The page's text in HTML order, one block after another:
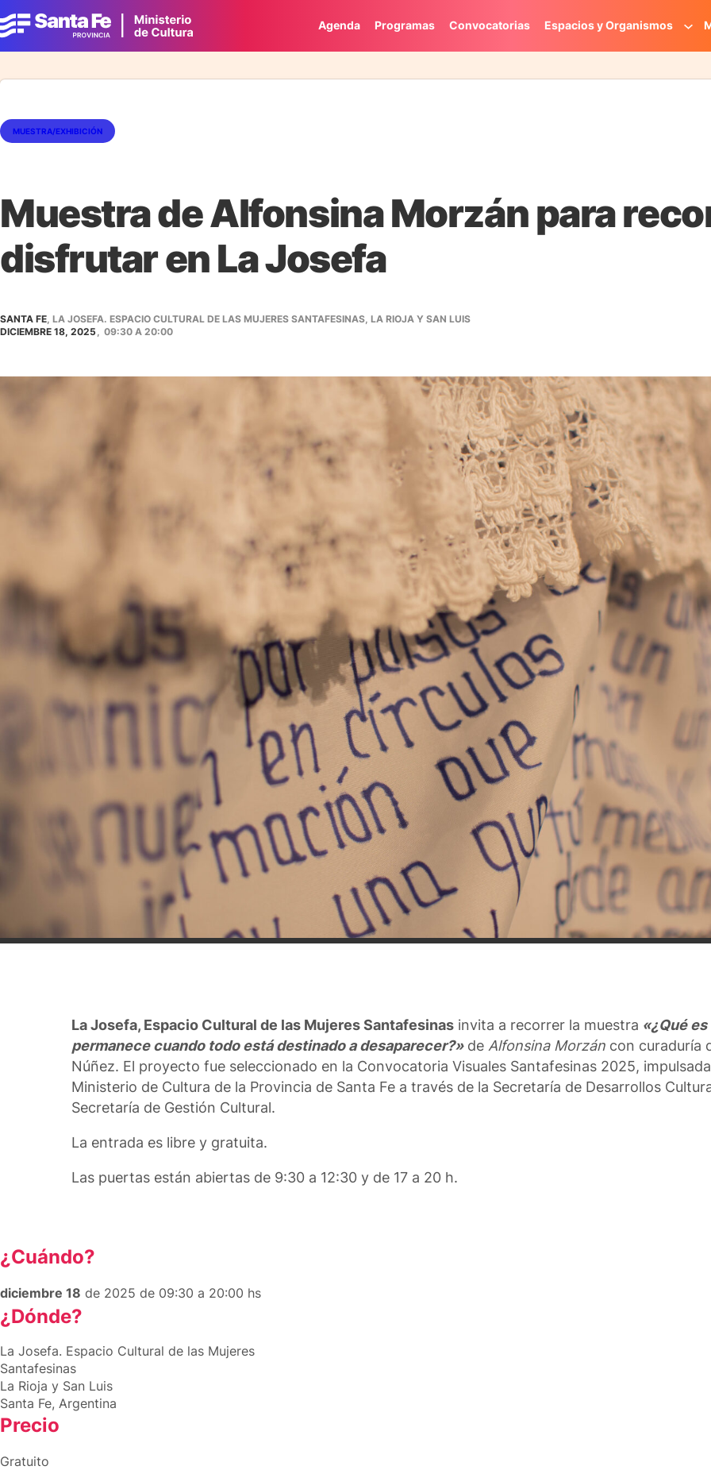
Agenda Programas Convocatorias Espacios y Organismos
MUESTRA/EXHIBICIÓN
Muestra de Alfonsina Morzán para
disfrutar en La Josefa
SANTA FE , LA JOSEFA. ESPACIO CULTURAL DE LAS MUJERES SANTAFESINAS, LA RIOJA Y SAN LUIS
DICIEMBRE 18, 2025
09:30 A 20:00
La Josefa, Espacio Cultural de las Mujeres Santafesinas invita a recorrer la muestra «¿Qué
permanece cuando todo está destinado a desaparecer?»de Alfonsina Morzán con curaduría
Núñez. El proyecto fue seleccionado en la Convocatoria Visuales Santafesinas 2025,
Ministerio de Cultura de la Provincia de Santa Fe a través de la Secretaría de Desarrollos
Secretaría de Gestión Cultural.
La entrada es libre y gratuita.
Las puertas están abiertas de 9:30 a 12:30 y de 17 a 20 h.
¿Cuándo?
diciembre 18 de 2025 de 09:30 a 20:00 hs
¿Dónde?
La Josefa. Espacio Cultural de las Mujeres
Santafesinas
La Rioja y San Luis
Santa Fe, Argentina
Precio
Gratuito